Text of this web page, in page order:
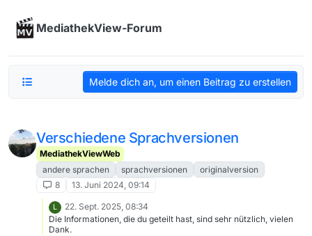
MediathekView-Forum
Melde dich an, um einen Beitrag zu erstellen
Verschiedene Sprachversionen
MediathekViewWeb
andere sprachen
sprachversionen
originalversion
8
13. Juni 2024, 09:14
L
22. Sept. 2025, 08:34
Die Informationen, die du geteilt hast, sind sehr nützlich, vielen
Dank.